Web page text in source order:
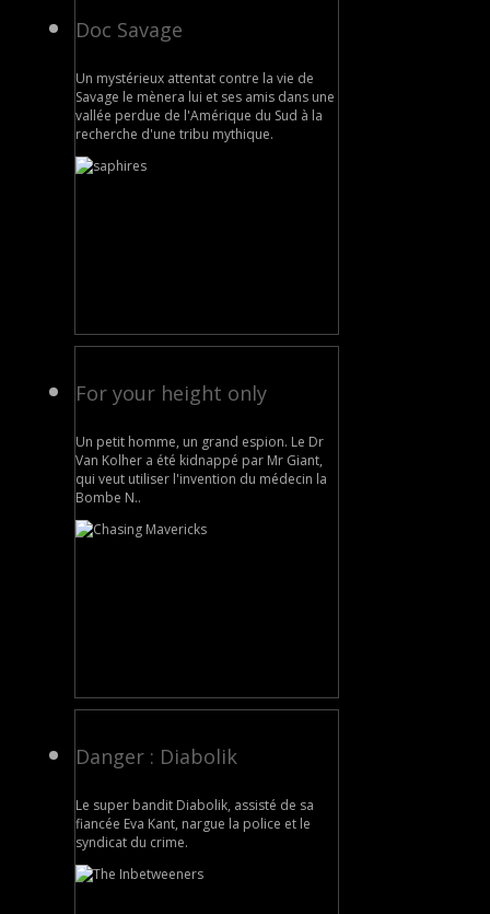
Doc Savage
Un mystérieux attentat contre la vie de
Savage le mènera lui et ses amis dans une
vallée perdue de l'Amérique du Sud à la
recherche d'une tribu mythique.
For your height only
Un petit homme, un grand espion. Le Dr
Van Kolher a été kidnappé par Mr Giant,
qui veut utiliser l'invention du médecin la
Bombe N..
Danger : Diabolik
Le super bandit Diabolik, assisté de sa
fiancée Eva Kant, nargue la police et le
syndicat du crime.